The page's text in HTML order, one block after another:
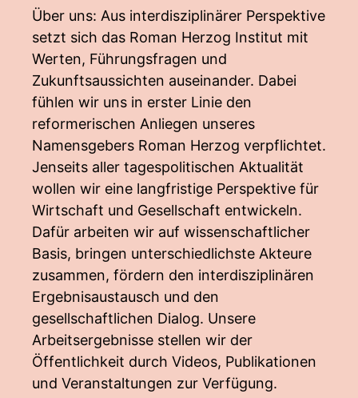
Über uns: Aus interdisziplinärer Perspektive
setzt sich das Roman Herzog Institut mit
Werten, Führungsfragen und
Zukunftsaussichten auseinander. Dabei
fühlen wir uns in erster Linie den
reformerischen Anliegen unseres
Namensgebers Roman Herzog verpflichtet.
Jenseits aller tagespolitischen Aktualität
wollen wir eine langfristige Perspektive für
Wirtschaft und Gesellschaft entwickeln.
Dafür arbeiten wir auf wissenschaftlicher
Basis, bringen unterschiedlichste Akteure
zusammen, fördern den interdisziplinären
Ergebnisaustausch und den
gesellschaftlichen Dialog. Unsere
Arbeitsergebnisse stellen wir der
Öffentlichkeit durch Videos, Publikationen
und Veranstaltungen zur Verfügung.